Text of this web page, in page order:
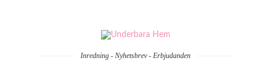
Inredning - Nyhetsbrev - Erbjudanden